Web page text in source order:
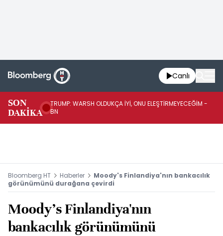
Canlı
SON
DAKİKA
TRUMP: WARSH OLDUKÇA İYİ, ONU ELEŞTİRMEYECEĞİM -
BN
Bloomberg HT Haberler
Moody's Finlandiya'nın bankacılık
görünümünü durağana çevirdi
Moody's Finlandiya'nın
bankacılık görünümünü